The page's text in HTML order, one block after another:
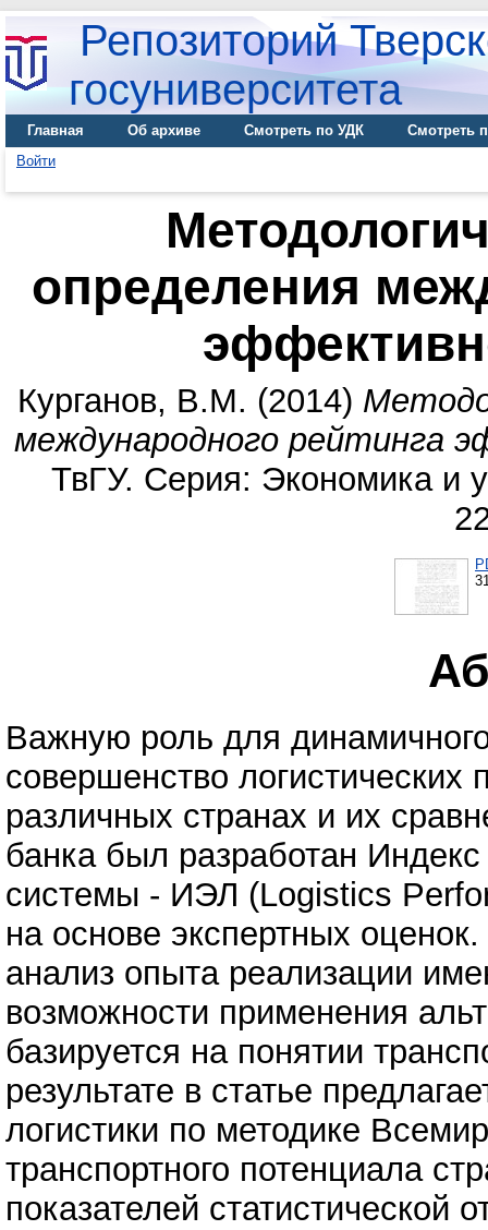
Репозиторий
госуниверситета
Главная Об архиве Смотреть по УДК
Смотреть
Войти
определения
Курганов, В.М. (2014)
международного рейтинга
ТвГУ. Серия: Экономика и
Важную роль для
совершенство логистических
различных странах и их
банка был разработан
системы - ИЭЛ (Logistics
на основе экспертных
анализ опыта реализации
возможности применения
базируется на понятии
результате в статье
логистики по методике
транспортного потенциала
показателей статистической